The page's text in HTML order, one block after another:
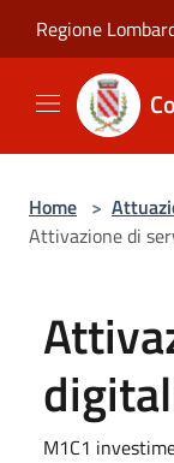
Regione
Home >
Attivazione di
M1C1